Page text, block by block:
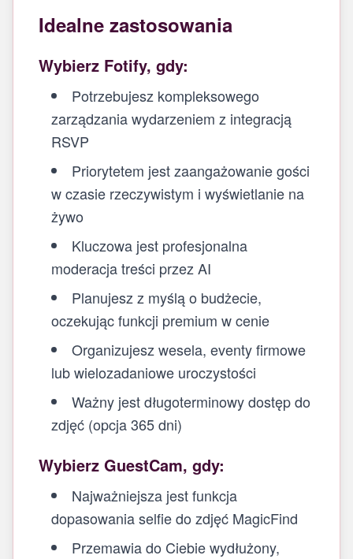
Idealne zastosowania
Wybierz Fotify, gdy:
Potrzebujesz kompleksowego
zarządzania wydarzeniem z integracją
RSVP
Priorytetem jest zaangażowanie gości
w czasie rzeczywistym i wyświetlanie na
żywo
Kluczowa jest profesjonalna
moderacja treści przez AI
Planujesz z myślą o budżecie,
oczekując funkcji premium w cenie
Organizujesz wesela, eventy firmowe
lub wielozadaniowe uroczystości
Ważny jest długoterminowy dostęp do
zdjęć (opcja 365 dni)
Wybierz GuestCam, gdy:
Najważniejsza jest funkcja
dopasowania selfie do zdjęć MagicFind
Przemawia do Ciebie wydłużony,